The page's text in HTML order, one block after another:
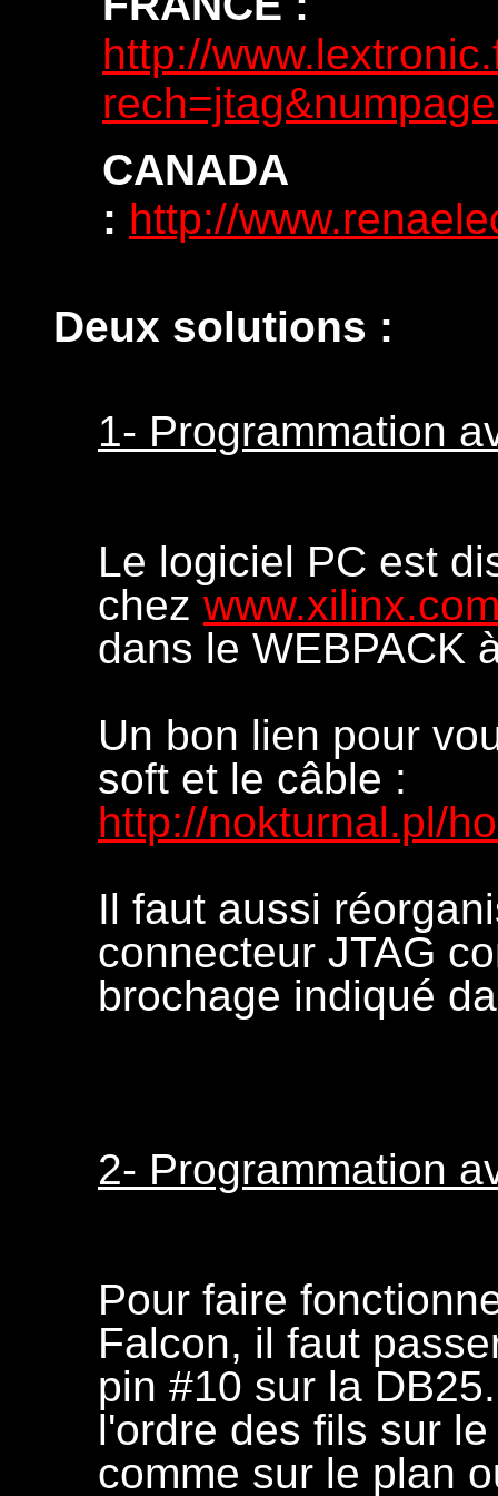
http://
CANADA
: http://
Deux solutions :
1- Programmation
Le logiciel PC est
chez
dans le WEBPACK
Un bon lien pour
soft et le câble :
http://nokturnal.pl/
Il faut aussi
connecteur JTAG
brochage indiqué
2- Programmation
Pour faire
Falcon, il faut
pin #10 sur la
l'ordre des fils sur
comme sur le plan